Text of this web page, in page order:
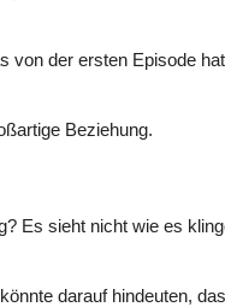
von der ersten Episode
Beziehung.
Es sieht nicht wie es
darauf hindeuten,